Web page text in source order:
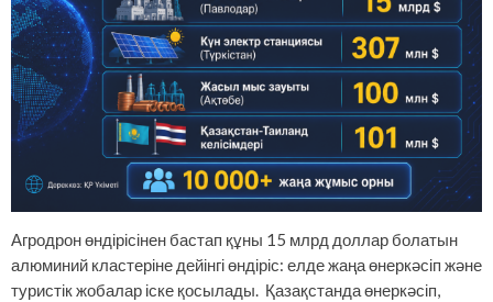
Агродрон өндірісінен бастап құны 15 млрд доллар болатын
алюминий кластеріне дейінгі өндіріс: елде жаңа өнеркәсіп және
туристік жобалар іске қосылады. Қазақстанда өнеркәсіп,